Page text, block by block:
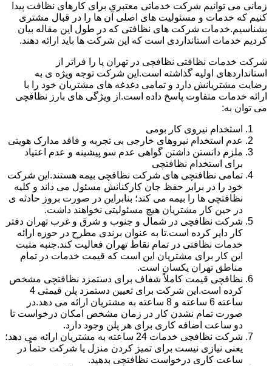
زمانی می توانیم شرکت خدماتی معتبری برای کارهای نظافت پیدا
کنیم که خدمات و مسئولیت های اصلی آن ها را در قبال مشتری
بشناسیم.خدمات شرکت های نظافتی که در طول این مقاله بیان
کردیم خدمات استانداردی است که این شرکت ها باید ارائه دهند.
شرکت خدمات نظافتی نظافچی در تهران پا را فراتر از
استانداردهای اولیه گذاشته است.این شرکت توجه ویژه ی به
رضایت مشتریانش دارد و تمامی دغدغه های مشتریان خود را با
ارائه خدمات متفاوت پاسخ داده است.از ویژگی های بارز نظافچی
می توان به:
استخدام نیروی کار بومی
عدم استخدام نیروهای خارجی بی تجربه و فاقد مدارک هویتی
ملزم دانستن داشتن گواهی عدم سو پیشینه و عدم اعتیاد
برای استخدام نظافتچی
تمامی نظافتچی های شرکت نظافچی بیمه هستند.این شرکت
خود را در برابر حفظ جان کارکنانش مسئول می داند و کلیه
نظافتچی ها را بیمه می کند؛ بنابراین در صورت بروز حادثه ی
در حین کار مشتریان هیچ مسئولیتی نخواهند داشت.
شرکت نظافچی در شمال و جنوب و شرق و غرب تهران دفتر
کار دایر کرده است.تا به عنوان برندی مطرح در حوزه ارائه
خدمات نظافتی در تمام نقاط تهران فعالیت کند.جنبه مثبت
این کار برای مشتریان این است که قیمت خدمات در تمام
مناطق تهران یکسان است.
نظافچی قیمت کاملاً شفاف برای دستمزد نظافتچی مشخص
کرده است.این شرکت برای تعیین دستمزد پلن قیمتی 4
ساعته 6 ساعته و 8 ساعته به مشتریان ارائه می دهد.در
صورت تمام نشدن کار در زمان مشخص امکان درخواست تا
دو ساعت اضافه کاری برای هر پلن وجود دارد.
شرکت نظافچی خدمات 24 ساعته به مشتریان ارائه می دهد؛
یعنی نیازی نیست برای تمیز کردن منزل یا شرکت حتماً در
ساعت کاری درخواست نظافتچی بدهید.